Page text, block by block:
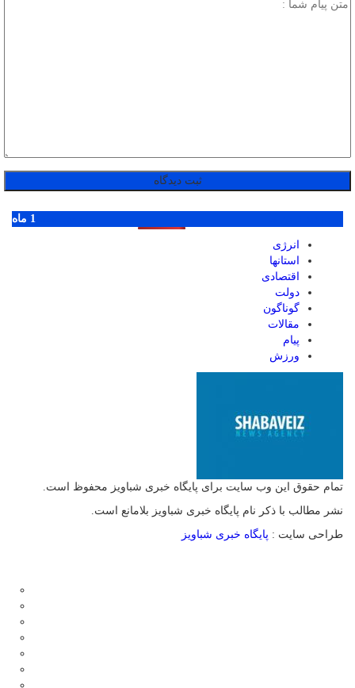
1 ماه
انرژی
استانها
اقتصادی
دولت
گوناگون
مقالات
پیام
ورزش
تمام حقوق این وب سایت برای پایگاه خبری شباویز محفوظ است.
نشر مطالب با ذکر نام پایگاه خبری شباویز بلامانع است.
طراحی سایت : پایگاه خبری شباویز